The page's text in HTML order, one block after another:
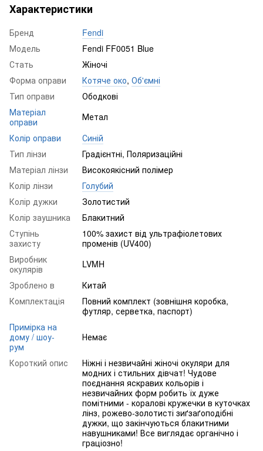
Характеристики
Бренд
Fendi
Модель
Fendi FF0051 Blue
Стать
Жіночі
Форма оправи
Котяче око, Об'ємні
Тип оправи
Ободкові
Матеріал
оправи
Метал
Колір оправи
Синій
Тип лінзи
Градієнтні, Поляризаційні
Матеріал лінзи
Високоякісний полімер
Колір лінзи
Голубий
Колір дужки
Золотистий
Колір заушника
Блакитний
Ступінь
захисту
100% захист від ультрафіолетових
променів (UV400)
Виробник
окулярів
LVMH
Зроблено в
Китай
Комплектація
Повний комплект (зовнішня коробка,
футляр, серветка, паспорт)
Примірка на
дому / шоу-
рум
Немає
Короткий опис
Ніжні і незвичайні жіночі окуляри для
модних і стильних дівчат! Чудове
поєднання яскравих кольорів і
незвичайних форм робить їх дуже
помітними - коралові кружечки в куточках
лінз, рожево-золотисті зиґзаґоподібні
дужки, що закінчуються блакитними
навушниками! Все виглядає органічно і
граціозно!